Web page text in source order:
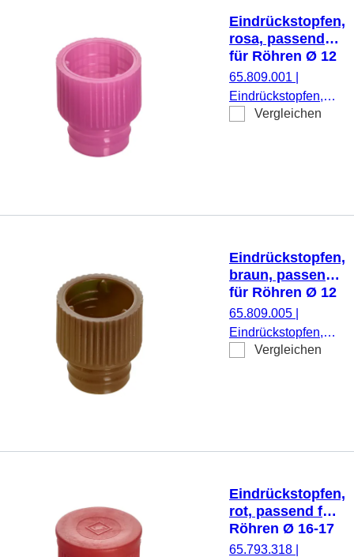
Eindrückstopfen,
rosa, passend
für Röhren Ø 12
mm
65.809.001
Eindrückstopfen,
rosa, passend für
Vergleichen
Eindrückstopfen,
braun, passend
für Röhren Ø 12
mm
65.809.005
Eindrückstopfen,
braun, passend für
Vergleichen
Eindrückstopfen,
rot, passend für
Röhren Ø 16-17
mm
65.793.318